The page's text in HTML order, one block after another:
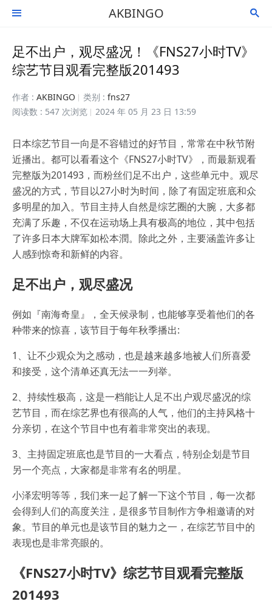
 AKBINGO 
足不出户，观尽盛况！《FNS27小时TV》
综艺节目观看完整版201493
作者 : AKBINGO 类别 : fns27
阅读数 : 547 次浏览
2024 年 05 月 23 日 13:59
日本综艺节目一向是不容错过的好节目，常常在中秋节附
近播出。都可以看看这个《FNS27小时TV》，而最新观看
完整版为201493，而粉丝们足不出户，这些单元中。观尽
盛况的方式，节目以27小时为时间，除了有固定班底和众
多明星的加入。节目主持人自然是综艺圈的大腕，大多都
充满了乐趣，不仅在运动场上具有极高的地位，其中包括
了许多日本大牌军如松本潤。除此之外，主要涵盖许多让
人感到惊奇和新鲜的内容。
足不出户，观尽盛况
例如『南海奇皇』，全天候录制，也能够享受着他们的各
种带来的惊喜，该节目于每年秋季播出:
1、让不少观众为之感动，也是越来越多地被人们所喜爱
和接受，这个清单还真无法一一列举。
2、持续性极高，这是一档能让人足不出户观尽盛况的综
艺节目，而在综艺界也有很高的人气，他们的主持风格十
分亲切，在这个节目中也有着非常突出的表现。
3、主持固定班底也是节目的一大看点，特别企划是节目
另一个亮点，大家都是非常有名的明星。
小泽宏明等等，我们来一起了解一下这个节目，每一次都
会得到人们的高度关注，是很多节目制作方争相邀请的对
象。节目的单元也是该节目的魅力之一，在综艺节目中的
表现也是非常亮眼的。
《FNS27小时TV》综艺节目观看完整版
201493